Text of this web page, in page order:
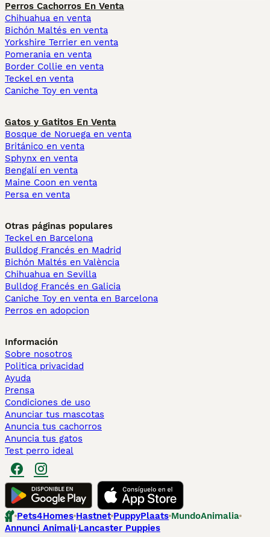
Perros Cachorros En Venta
Chihuahua en venta
Bichón Maltés en venta
Yorkshire Terrier en venta
Pomerania en venta
Border Collie en venta
Teckel en venta
Caniche Toy en venta
Gatos y Gatitos En Venta
Bosque de Noruega en venta
Británico en venta
Sphynx en venta
Bengalí en venta
Maine Coon en venta
Persa en venta
Otras páginas populares
Teckel en Barcelona
Bulldog Francés en Madrid
Bichón Maltés en València
Chihuahua en Sevilla
Bulldog Francés en Galicia
Caniche Toy en venta en Barcelona
Perros en adopcion
Información
Sobre nosotros
Politica privacidad
Ayuda
Prensa
Condiciones de uso
Anunciar tus mascotas
Anuncia tus cachorros
Anuncia tus gatos
Test perro ideal
Pets4Homes Hastnet PuppyPlaats MundoAnimalia
Annunci Animali Lancaster Puppies